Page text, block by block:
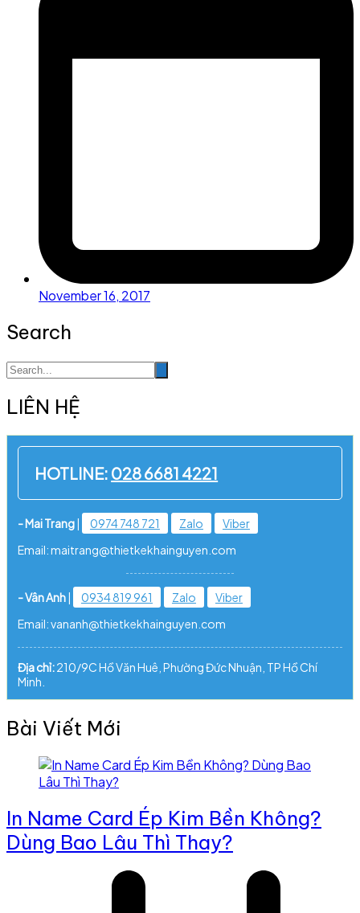
November 16, 2017
Search
LIÊN HỆ
HOTLINE: 028 6681 4221
- Mai Trang| 0974 748 721 Zalo
Viber
Email: maitrang@thietkekhainguyen.com
- Vân Anh| 0934 819 961 Zalo
Viber
Email: vananh@thietkekhainguyen.com
Địa chỉ:210/9C Hồ Văn Huê, Phường Đức Nhuận, TP Hồ Chí
Minh.
Bài Viết Mới
In Name Card Ép Kim Bền Không?
Dùng Bao Lâu Thì Thay?